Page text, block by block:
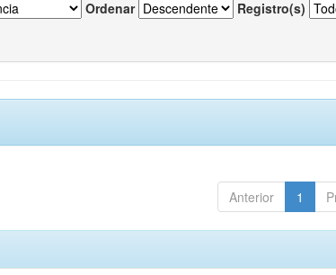
Ordenar Registro(s)
Anterior 1